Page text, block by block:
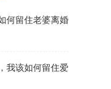
何留住老婆离婚
我该如何留住爱